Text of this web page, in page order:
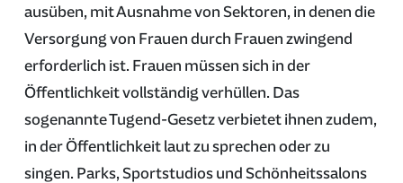
ausüben, mit Ausnahme von Sektoren, in denen die
Versorgung von Frauen durch Frauen zwingend
erforderlich ist. Frauen müssen sich in der
Öffentlichkeit vollständig verhüllen. Das
sogenannte Tugend-Gesetz verbietet ihnen zudem,
in der Öffentlichkeit laut zu sprechen oder zu
singen. Parks, Sportstudios und Schönheitssalons